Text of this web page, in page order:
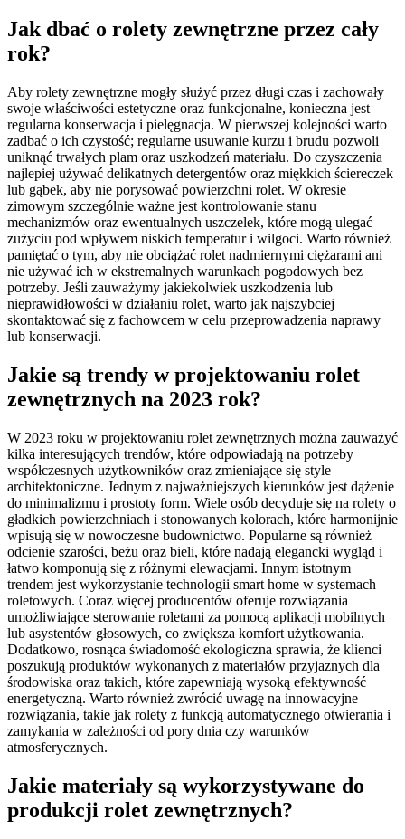
Jak dbać o rolety zewnętrzne przez cały
rok?
Aby rolety zewnętrzne mogły służyć przez długi czas i zachowały
swoje właściwości estetyczne oraz funkcjonalne, konieczna jest
regularna konserwacja i pielęgnacja. W pierwszej kolejności warto
zadbać o ich czystość; regularne usuwanie kurzu i brudu pozwoli
uniknąć trwałych plam oraz uszkodzeń materiału. Do czyszczenia
najlepiej używać delikatnych detergentów oraz miękkich ściereczek
lub gąbek, aby nie porysować powierzchni rolet. W okresie
zimowym szczególnie ważne jest kontrolowanie stanu
mechanizmów oraz ewentualnych uszczelek, które mogą ulegać
zużyciu pod wpływem niskich temperatur i wilgoci. Warto również
pamiętać o tym, aby nie obciążać rolet nadmiernymi ciężarami ani
nie używać ich w ekstremalnych warunkach pogodowych bez
potrzeby. Jeśli zauważymy jakiekolwiek uszkodzenia lub
nieprawidłowości w działaniu rolet, warto jak najszybciej
skontaktować się z fachowcem w celu przeprowadzenia naprawy
lub konserwacji.
Jakie są trendy w projektowaniu rolet
zewnętrznych na 2023 rok?
W 2023 roku w projektowaniu rolet zewnętrznych można zauważyć
kilka interesujących trendów, które odpowiadają na potrzeby
współczesnych użytkowników oraz zmieniające się style
architektoniczne. Jednym z najważniejszych kierunków jest dążenie
do minimalizmu i prostoty form. Wiele osób decyduje się na rolety o
gładkich powierzchniach i stonowanych kolorach, które harmonijnie
wpisują się w nowoczesne budownictwo. Popularne są również
odcienie szarości, beżu oraz bieli, które nadają elegancki wygląd i
łatwo komponują się z różnymi elewacjami. Innym istotnym
trendem jest wykorzystanie technologii smart home w systemach
roletowych. Coraz więcej producentów oferuje rozwiązania
umożliwiające sterowanie roletami za pomocą aplikacji mobilnych
lub asystentów głosowych, co zwiększa komfort użytkowania.
Dodatkowo, rosnąca świadomość ekologiczna sprawia, że klienci
poszukują produktów wykonanych z materiałów przyjaznych dla
środowiska oraz takich, które zapewniają wysoką efektywność
energetyczną. Warto również zwrócić uwagę na innowacyjne
rozwiązania, takie jak rolety z funkcją automatycznego otwierania i
zamykania w zależności od pory dnia czy warunków
atmosferycznych.
Jakie materiały są wykorzystywane do
produkcji rolet zewnętrznych?